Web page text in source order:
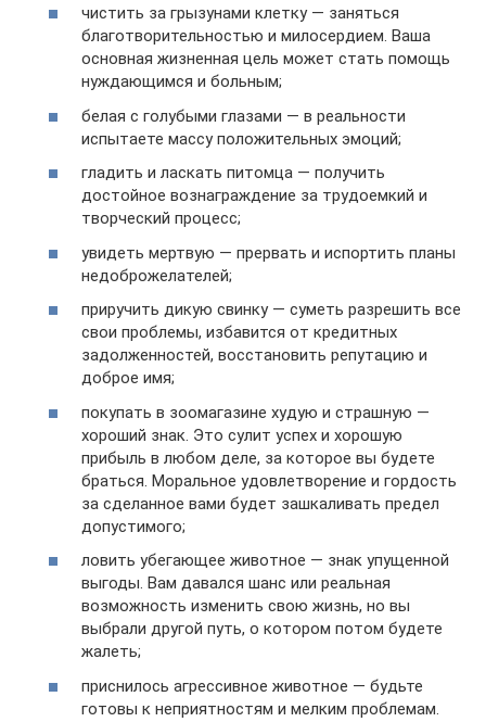
чистить за грызунами клетку — заняться
благотворительностью и милосердием. Ваша
основная жизненная цель может стать помощь
нуждающимся и больным;
белая с голубыми глазами — в реальности
испытаете массу положительных эмоций;
гладить и ласкать питомца — получить
достойное вознаграждение за трудоемкий и
творческий процесс;
увидеть мертвую — прервать и испортить планы
недоброжелателей;
приручить дикую свинку — суметь разрешить все
свои проблемы, избавится от кредитных
задолженностей, восстановить репутацию и
доброе имя;
покупать в зоомагазине худую и страшную —
хороший знак. Это сулит успех и хорошую
прибыль в любом деле, за которое вы будете
браться. Моральное удовлетворение и гордость
за сделанное вами будет зашкаливать предел
допустимого;
ловить убегающее животное — знак упущенной
выгоды. Вам давался шанс или реальная
возможность изменить свою жизнь, но вы
выбрали другой путь, о котором потом будете
жалеть;
приснилось агрессивное животное — будьте
готовы к неприятностям и мелким проблемам.